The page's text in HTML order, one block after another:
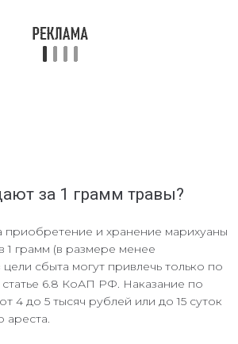
за 1 грамм травы?
приобретение и хранение марихуаны
1 грамм (в размере менее
цели сбыта могут привлечь только по
6.8 КоАП РФ. Наказание по
4 до 5 тысяч рублей или до 15 суток
ареста.